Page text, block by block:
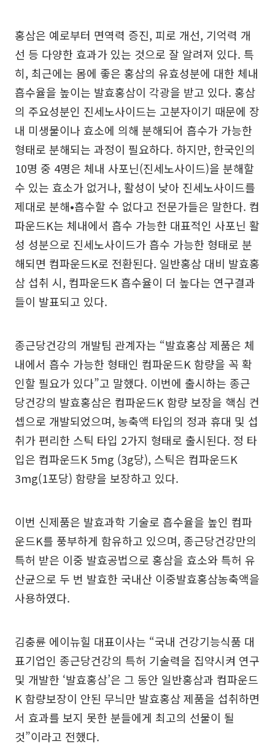
홍삼은 예로부터 면역력 증진, 피로 개선, 기억력 개
선 등 다양한 효과가 있는 것으로 잘 알려져 있다. 특
히, 최근에는 몸에 좋은 홍삼의 유효성분에 대한 체내
흡수율을 높이는 발효홍삼이 각광을 받고 있다. 홍삼
의 주요성분인 진세노사이드는 고분자이기 때문에 장
내 미생물이나 효소에 의해 분해되어 흡수가 가능한
형태로 분해되는 과정이 필요하다. 하지만, 한국인의
10명 중 4명은 체내 사포닌(진세노사이드)을 분해할
수 있는 효소가 없거나, 활성이 낮아 진세노사이드를
제대로 분해•흡수할 수 없다고 전문가들은 말한다. 컴
파운드K는 체내에서 흡수 가능한 대표적인 사포닌 활
성 성분으로 진세노사이드가 흡수 가능한 형태로 분
해되면 컴파운드K로 전환된다. 일반홍삼 대비 발효홍
삼 섭취 시, 컴파운드K 흡수율이 더 높다는 연구결과
들이 발표되고 있다.
종근당건강의 개발팀 관계자는 “발효홍삼 제품은 체
내에서 흡수 가능한 형태인 컴파운드K 함량을 꼭 확
인할 필요가 있다”고 말했다. 이번에 출시하는 종근
당건강의 발효홍삼은 컴파운드K 함량 보장을 핵심 컨
셉으로 개발되었으며, 농축액 타입의 정과 휴대 및 섭
취가 편리한 스틱 타입 2가지 형태로 출시된다. 정 타
입은 컴파운드K 5mg (3g당), 스틱은 컴파운드K
3mg(1포당) 함량을 보장하고 있다.
이번 신제품은 발효과학 기술로 흡수율을 높인 컴파
운드K를 풍부하게 함유하고 있으며, 종근당건강만의
특허 받은 이중 발효공법으로 홍삼을 효소와 특허 유
산균으로 두 번 발효한 국내산 이중발효홍삼농축액을
사용하였다.
김충륜 에이뉴힐 대표이사는 “국내 건강기능식품 대
표기업인 종근당건강의 특허 기술력을 집약시켜 연구
및 개발한 ‘발효홍삼’은 그 동안 일반홍삼과 컴파운드
K 함량보장이 안된 무늬만 발효홍삼 제품을 섭취하면
서 효과를 보지 못한 분들에게 최고의 선물이 될
것”이라고 전했다.